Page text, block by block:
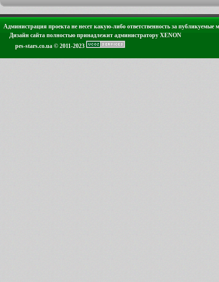
Администрация проекта не несет какую-либо ответственность за публикуемые
Дизайн сайта полностью принадлежит администратору XENON
pes-stars.co.ua © 2011-2023